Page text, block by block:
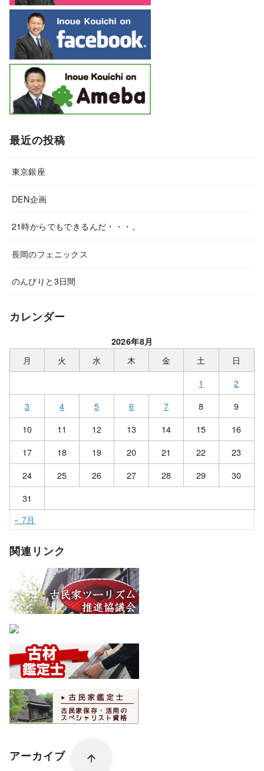
最近の投稿
東京銀座
DEN企画
21時からでもできるんだ・・・。
長岡のフェニックス
のんびりと3日間
カレンダー
2026年8月
月 火 水 木 金 土
日
1
2
3
4 5 6 7 8
9
10
11 12 13 14 15
16
17
18 19 20 21 22
23
24
25 26 27 28 29
30
31
« 7月
関連リンク
アーカイブ